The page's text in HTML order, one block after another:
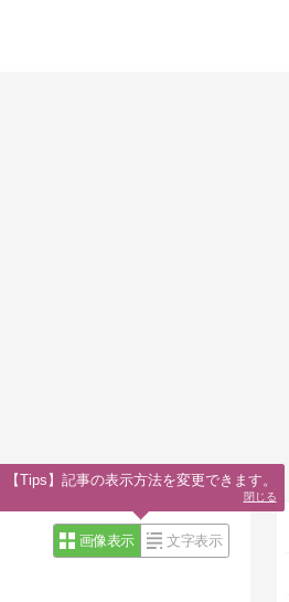
画像表示 文字表示
【Tips】記事の表示方法を変更できます。
閉じる